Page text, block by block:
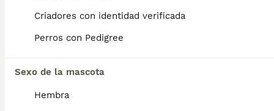
Criadores con identidad verificada
Perros con Pedigree
Sexo de la mascota
Hembra
El coste de adquisición de esta raza puede
reputación del criador y la ubicación
salud y el bienestar de los animales.
de comprometerse siempre es la mejor